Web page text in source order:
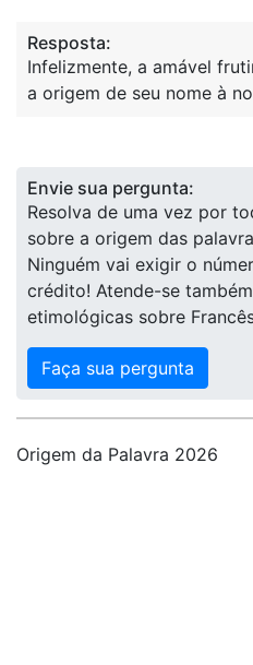
Resposta:
Infelizmente, a amável
a origem de seu nome à
Envie sua pergunta:
Resolva de uma vez por
sobre a origem das
Ninguém vai exigir o
crédito! Atende-se
etimológicas sobre
Faça sua pergunta
Origem da Palavra 2026